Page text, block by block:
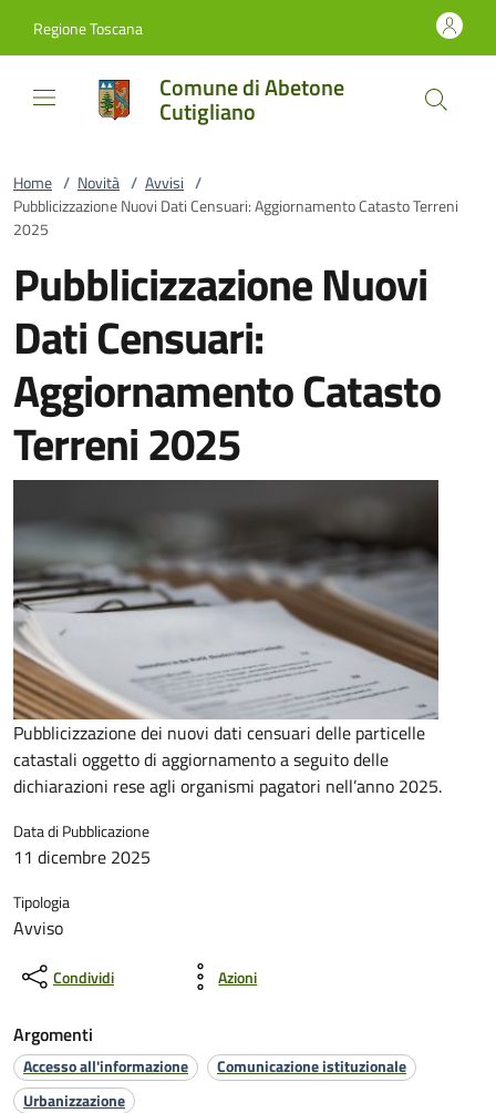
Regione Toscana
Comune di Abetone
Cutigliano
Home / Novità / Avvisi /
Pubblicizzazione Nuovi Dati Censuari: Aggiornamento Catasto Terreni
2025
Pubblicizzazione Nuovi
Dati Censuari:
Aggiornamento Catasto
Terreni 2025
Pubblicizzazione dei nuovi dati censuari delle particelle
catastali oggetto di aggiornamento a seguito delle
dichiarazioni rese agli organismi pagatori nell’anno 2025.
Data di Pubblicazione
11 dicembre 2025
Tipologia
Avviso
Condividi Azioni
Argomenti
Accesso all'informazione
Comunicazione istituzionale
Urbanizzazione